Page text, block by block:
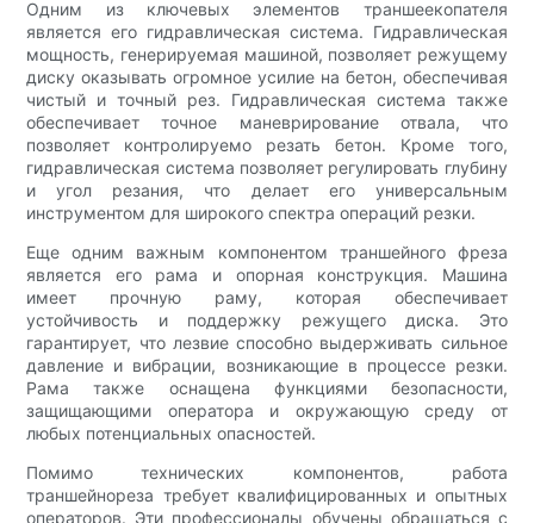
Одним из ключевых элементов траншеекопателя
является его гидравлическая система. Гидравлическая
мощность, генерируемая машиной, позволяет режущему
диску оказывать огромное усилие на бетон, обеспечивая
чистый и точный рез. Гидравлическая система также
обеспечивает точное маневрирование отвала, что
позволяет контролируемо резать бетон. Кроме того,
гидравлическая система позволяет регулировать глубину
и угол резания, что делает его универсальным
инструментом для широкого спектра операций резки.
Еще одним важным компонентом траншейного фреза
является его рама и опорная конструкция. Машина
имеет прочную раму, которая обеспечивает
устойчивость и поддержку режущего диска. Это
гарантирует, что лезвие способно выдерживать сильное
давление и вибрации, возникающие в процессе резки.
Рама также оснащена функциями безопасности,
защищающими оператора и окружающую среду от
любых потенциальных опасностей.
Помимо технических компонентов, работа
траншейнореза требует квалифицированных и опытных
операторов. Эти профессионалы обучены обращаться с